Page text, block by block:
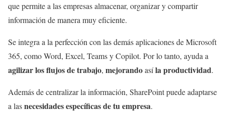
que permite a las empresas almacenar, organizar y compartir
información de manera muy eficiente.
Se integra a la perfección con las demás aplicaciones de Microsoft
365, como Word, Excel, Teams y Copilot. Por lo tanto, ayuda a
agilizar los flujos de trabajo, mejorandoasíla productividad.
Además de centralizar la información, SharePoint puede adaptarse
a lasnecesidades específicas de tu empresa.